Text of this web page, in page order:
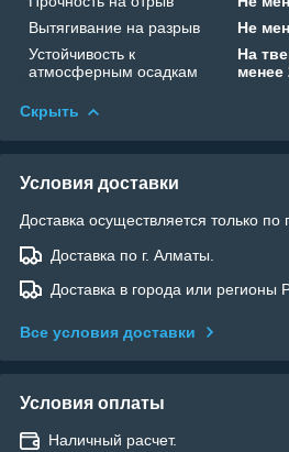
Вытягивание на разрыв
Не
Устойчивость к
атмосферным осадкам
На
менее
Скрыть
Условия доставки
Доставка осуществляется только по
Доставка по г. Алматы.
Доставка в города или регионы
Все условия доставки
Условия оплаты
Наличный расчет.